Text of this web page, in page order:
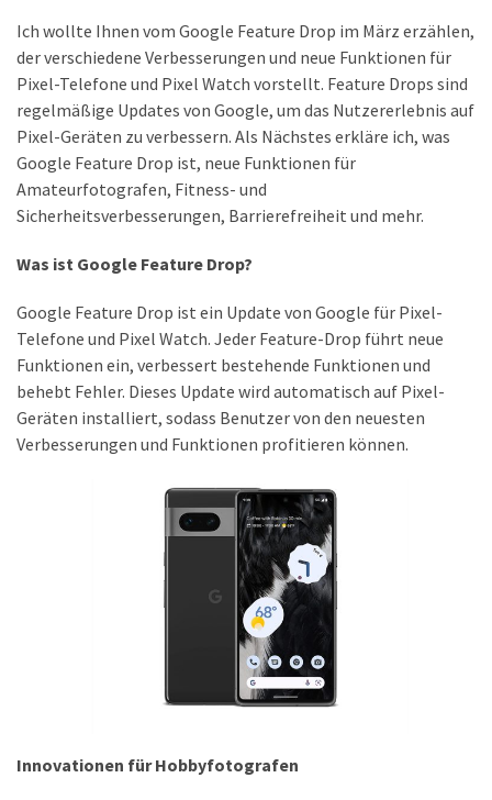
Tab
S10
Lite
und
dem
Apple
iPad
Pro
Zoll
Reise-
Essentials-
Ratgeber:
Lokale
oder
internationale
liegen
Ich wollte Ihnen vom Google Feature Drop im März erzählen,
der verschiedene Verbesserungen und neue Funktionen für
Pixel-Telefone und Pixel Watch vorstellt. Feature Drops sind
regelmäßige Updates von Google, um das Nutzererlebnis auf
Pixel-Geräten zu verbessern. Als Nächstes erkläre ich, was
Google Feature Drop ist, neue Funktionen für
Amateurfotografen, Fitness- und
Sicherheitsverbesserungen, Barrierefreiheit und mehr.
Was ist Google Feature Drop?
Google Feature Drop ist ein Update von Google für Pixel-
Telefone und Pixel Watch. Jeder Feature-Drop führt neue
Funktionen ein, verbessert bestehende Funktionen und
behebt Fehler. Dieses Update wird automatisch auf Pixel-
Geräten installiert, sodass Benutzer von den neuesten
Verbesserungen und Funktionen profitieren können.
Innovationen für Hobbyfotografen